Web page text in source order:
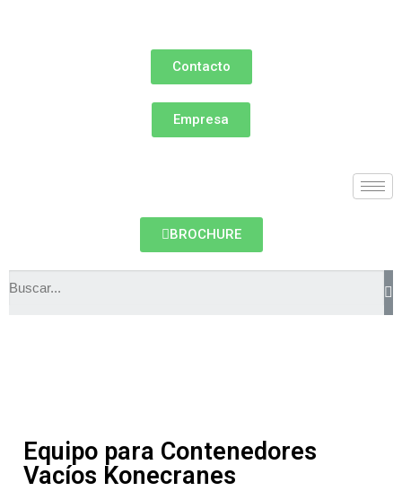
Contacto
Empresa
BROCHURE
Equipo para Contenedores
Vacíos Konecranes